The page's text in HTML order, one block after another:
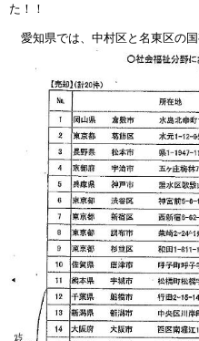
た！！
愛知県では、中村区と名東区の国